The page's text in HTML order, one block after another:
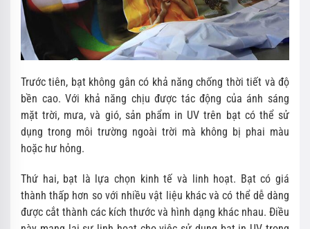
Trước tiên, bạt không gân có khả năng chống thời tiết và độ
bền cao. Với khả năng chịu được tác động của ánh sáng
mặt trời, mưa, và gió, sản phẩm in UV trên bạt có thể sử
dụng trong môi trường ngoài trời mà không bị phai màu
hoặc hư hỏng.
Thứ hai, bạt là lựa chọn kinh tế và linh hoạt. Bạt có giá
thành thấp hơn so với nhiều vật liệu khác và có thể dễ dàng
được cắt thành các kích thước và hình dạng khác nhau. Điều